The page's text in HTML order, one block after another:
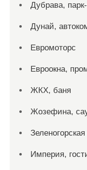
Дубрава,
Дунай,
Евромоторс
Евроокна,
ЖКХ, баня
Жозефина,
Империя,